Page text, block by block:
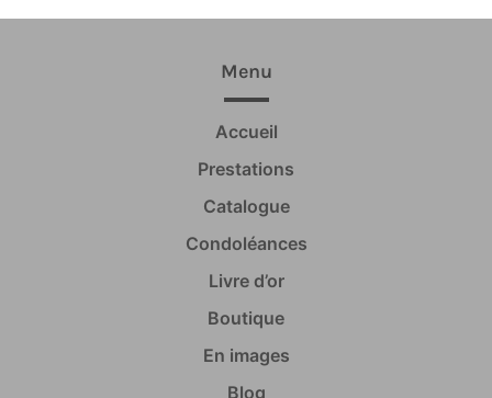
Menu
Accueil
Prestations
Catalogue
Condoléances
Livre d’or
Boutique
En images
Blog